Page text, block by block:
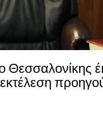
Θεσσαλονίκης
εκτέλεση